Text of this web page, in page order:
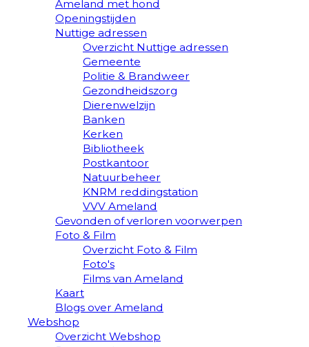
Ameland met hond
Openingstijden
Nuttige adressen
Overzicht Nuttige adressen
Gemeente
Politie & Brandweer
Gezondheidszorg
Dierenwelzijn
Banken
Kerken
Bibliotheek
Postkantoor
Natuurbeheer
KNRM reddingstation
VVV Ameland
Gevonden of verloren voorwerpen
Foto & Film
Overzicht Foto & Film
Foto's
Films van Ameland
Kaart
Blogs over Ameland
Webshop
Overzicht Webshop